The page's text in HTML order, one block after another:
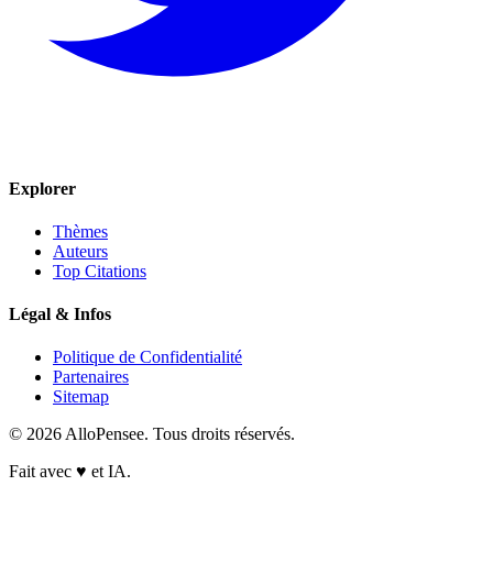
Explorer
Thèmes
Auteurs
Top Citations
Légal & Infos
Politique de Confidentialité
Partenaires
Sitemap
© 2026 AlloPensee. Tous droits réservés.
Fait avec ♥ et IA.